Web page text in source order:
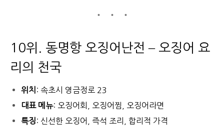
10위. 동명항 오징어난전 – 오징어 요
리의 천국
위치 : 속초시 영금정로 23
대표 메뉴: 오징어회, 오징어찜, 오징어라면
특징: 신선한 오징어, 즉석 조리, 합리적 가격